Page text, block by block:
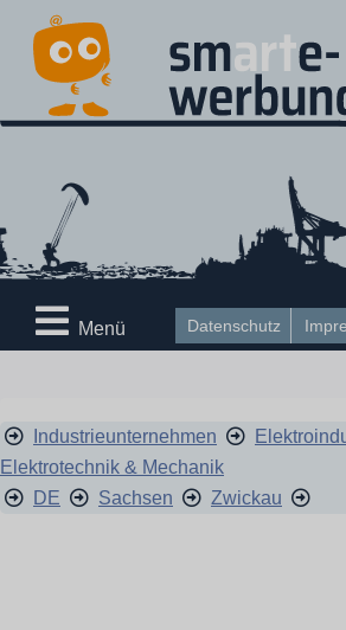
Datenschutz
Menü
Industrieunternehmen
Elektrotechnik & Mechanik
DE
Sachsen Zwickau